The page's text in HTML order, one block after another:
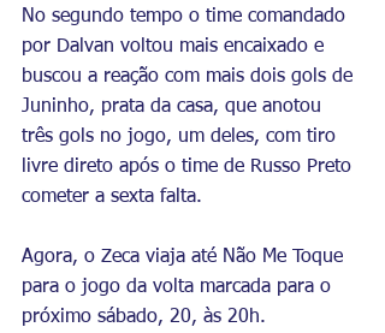
No segundo tempo o time comandado
por Dalvan voltou mais encaixado e
buscou a reação com mais dois gols de
Juninho, prata da casa, que anotou
três gols no jogo, um deles, com tiro
livre direto após o time de Russo Preto
cometer a sexta falta.
Agora, o Zeca viaja até Não Me Toque
para o jogo da volta marcada para o
próximo sábado, 20, às 20h.